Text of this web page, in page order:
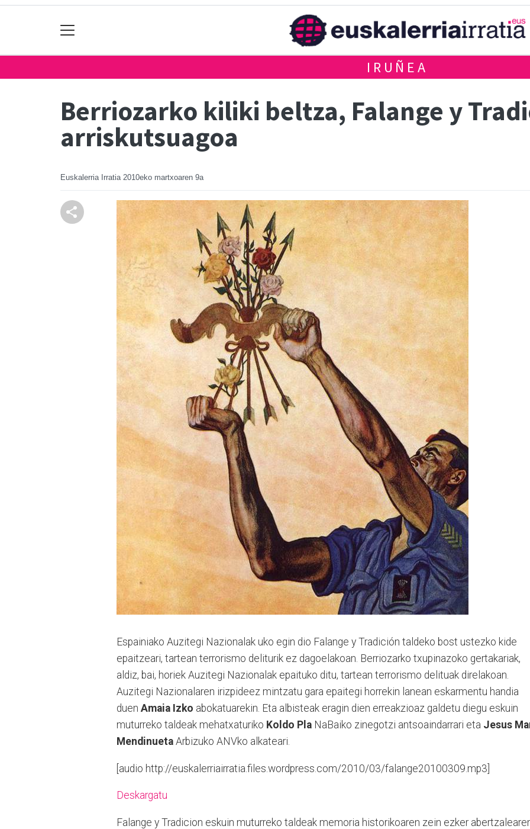
IRUÑEA
Berriozarko kiliki beltza, Falange y
arriskutsuagoa
Euskalerria Irratia 2010eko martxoaren 9a
Espainiako Auzitegi Nazionalak uko egin dio Falange y Tradición taldeko bost ustezko kide
epaitzeari, tartean terrorismo deliturik ez dagoelakoan. Berriozarko txupinazoko gertakariak,
aldiz, bai, horiek Auzitegi Nazionalak epaituko ditu, tartean terrorismo delituak direlakoan.
Auzitegi Nazionalaren irizpideez mintzatu gara epaitegi horrekin lanean eskarmentu handia
duen Amaia Izko abokatuarekin. Eta albisteak eragin dien erreakzioaz galdetu diegu eskuin
muturreko taldeak mehatxaturiko Koldo Pla NaBaiko zinegotzi antsoaindarrari eta Jesus
Mendinueta Arbizuko ANVko alkateari.
[audio http://euskalerriairratia.files.wordpress.com/2010/03/falange20100309.mp3]
Deskargatu
Falange y Tradicion eskuin muturreko taldeak memoria historikoaren zein ezker